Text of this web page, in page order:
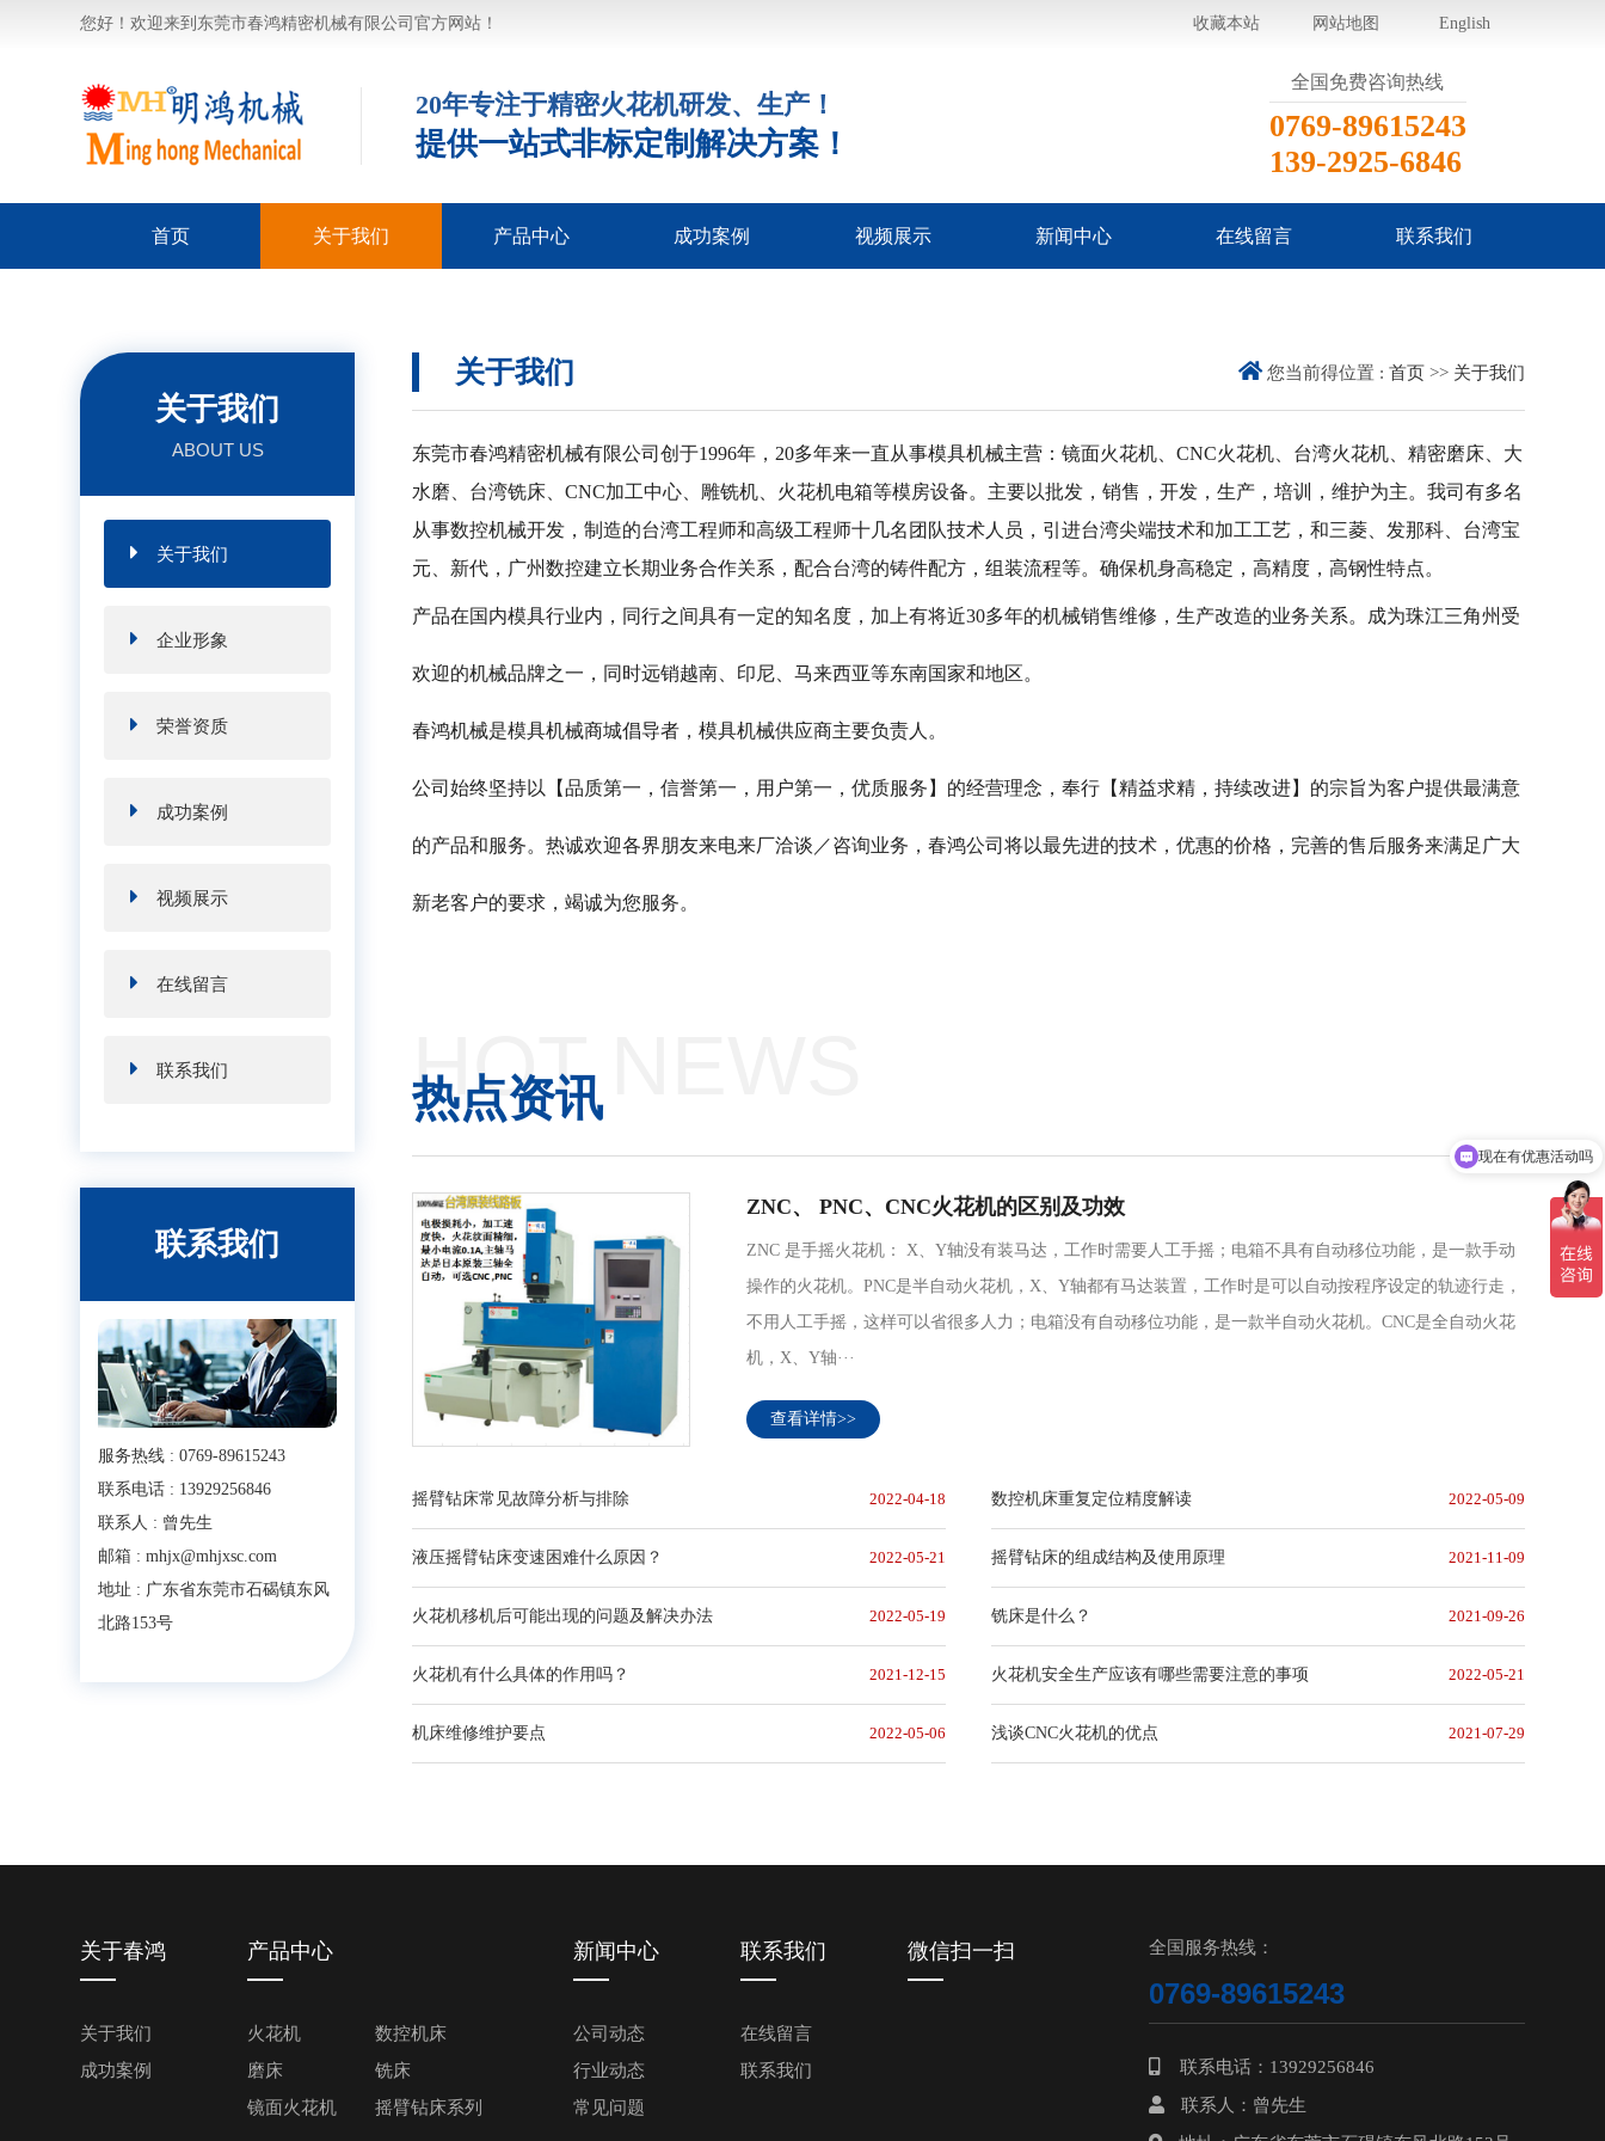
您好！欢迎来到东莞市春鸿精密机械有限公司官方网站！ 收藏本站 网站地图 English
20年专注于精密火花机研发、生产！
提供一站式非标定制解决方案！
全国免费咨询热线
0769-89615243
139-2925-6846
首页 关于我们 产品中心 成功案例 视频展示 新闻中心 在线留言 联系我们
关于我们
ABOUT US
关于我们
企业形象
荣誉资质
成功案例
视频展示
在线留言
联系我们
联系我们
服务热线 : 0769-89615243
联系电话 : 13929256846
联系人 : 曾先生
邮箱 : mhjx@mhjxsc.com
地址 : 广东省东莞市石碣镇东风
北路153号
关于我们 您当前得位置 : 首页>> 关于我们
东莞市春鸿精密机械有限公司创于1996年，20多年来一直从事模具机械主营：镜面火花机、CNC火花机、台湾火花机、精密磨床、大
水磨、台湾铣床、CNC加工中心、雕铣机、火花机电箱等模房设备。主要以批发，销售，开发，生产，培训，维护为主。我司有多名
从事数控机械开发，制造的台湾工程师和高级工程师十几名团队技术人员，引进台湾尖端技术和加工工艺，和三菱、发那科、台湾宝
元、新代，广州数控建立长期业务合作关系，配合台湾的铸件配方，组装流程等。确保机身高稳定，高精度，高钢性特点。
产品在国内模具行业内，同行之间具有一定的知名度，加上有将近30多年的机械销售维修，生产改造的业务关系。成为珠江三角州受
欢迎的机械品牌之一，同时远销越南、印尼、马来西亚等东南国家和地区。
春鸿机械是模具机械商城倡导者，模具机械供应商主要负责人。
公司始终坚持以【品质第一，信誉第一，用户第一，优质服务】的经营理念，奉行【精益求精，持续改进】的宗旨为客户提供最满意
的产品和服务。热诚欢迎各界朋友来电来厂洽谈／咨询业务，春鸿公司将以最先进的技术，优惠的价格，完善的售后服务来满足广大
新老客户的要求，竭诚为您服务。
HOT NEWS
热点资讯
ZNC、 PNC、CNC火花机的区别及功效
ZNC 是手摇火花机： X、Y轴没有装马达，工作时需要人工手摇；电箱不具有自动移位功能，是一款手动
操作的火花机。PNC是半自动火花机，X、Y轴都有马达装置，工作时是可以自动按程序设定的轨迹行走，
不用人工手摇，这样可以省很多人力；电箱没有自动移位功能，是一款半自动火花机。CNC是全自动火花
机，X、Y轴···
查看详情>>
摇臂钻床常见故障分析与排除 2022-04-18 数控机床重复定位精度解读 2022-05-09
液压摇臂钻床变速困难什么原因？ 2022-05-21 摇臂钻床的组成结构及使用原理 2021-11-09
火花机移机后可能出现的问题及解决办法 2022-05-19 铣床是什么？ 2021-09-26
火花机有什么具体的作用吗？ 2021-12-15 火花机安全生产应该有哪些需要注意的事项 2022-05-21
机床维修维护要点 2022-05-06 浅谈CNC火花机的优点 2021-07-29
关于春鸿
关于我们
成功案例
产品中心
火花机
数控机床
磨床
铣床
镜面火花机
摇臂钻床系列
新闻中心
公司动态
行业动态
常见问题
联系我们
在线留言
联系我们
微信扫一扫 全国服务热线：
0769-89615243
联系电话：13929256846
联系人：曾先生
现在有优惠活动吗